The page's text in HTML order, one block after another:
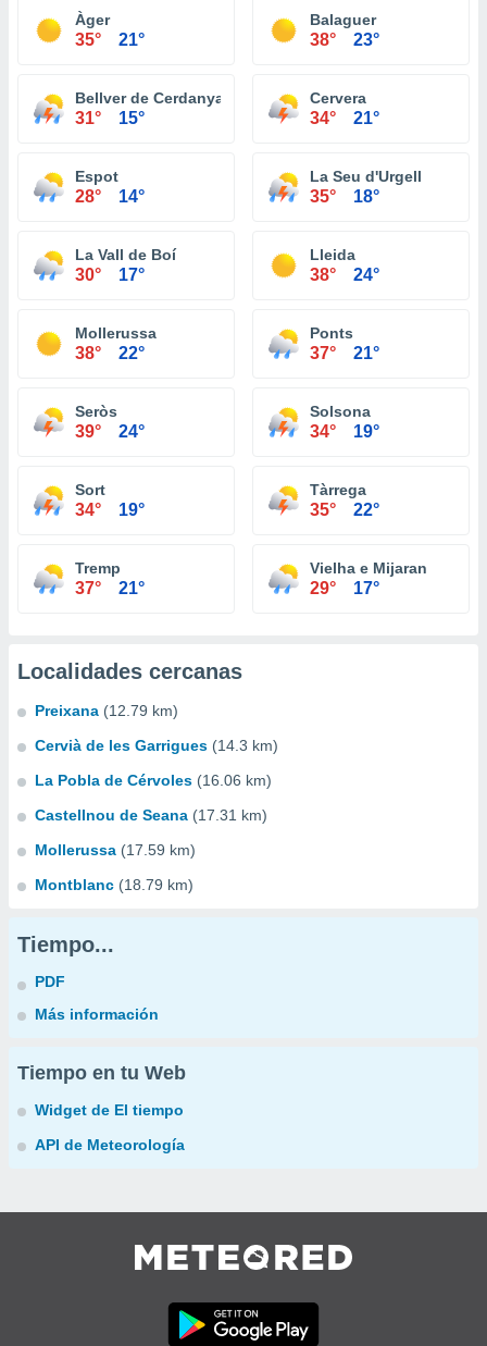
Àger
35° 21°
Balaguer
38° 23°
Bellver de Cerdanya
31° 15°
Cervera
34° 21°
Espot
28° 14°
La Seu d'Urgell
35° 18°
La Vall de Boí
30° 17°
Lleida
38° 24°
Mollerussa
38° 22°
Ponts
37° 21°
Seròs
39° 24°
Solsona
34° 19°
Sort
34° 19°
Tàrrega
35° 22°
Tremp
37° 21°
Vielha e Mijaran
29° 17°
Localidades cercanas
Preixana (12.79 km)
Cervià de les Garrigues (14.3 km)
La Pobla de Cérvoles (16.06 km)
Castellnou de Seana (17.31 km)
Mollerussa (17.59 km)
Montblanc (18.79 km)
Tiempo...
PDF
Más información
Tiempo en tu Web
Widget de El tiempo
API de Meteorología